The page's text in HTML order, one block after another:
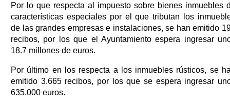
Por lo que respecta al impuesto sobre bienes inmuebles
características especiales por el que tributan los
de las grandes empresas e instalaciones, se han emitido
recibos, por los que el Ayuntamiento espera ingresar
18.7 millones de euros.
Por último en los respecta a los inmuebles rústicos, se
emitido 3.665 recibos, por los que se espera ingresar
635.000 euros.